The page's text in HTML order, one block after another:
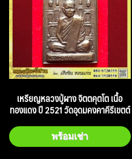
เหรียญหลวงปู่ผาง จิตตคุตโต เนื้อ
ทองแดง ปี 2521 วัดอุดมคงคาคีรีเขตต์
พร้อมเช่า